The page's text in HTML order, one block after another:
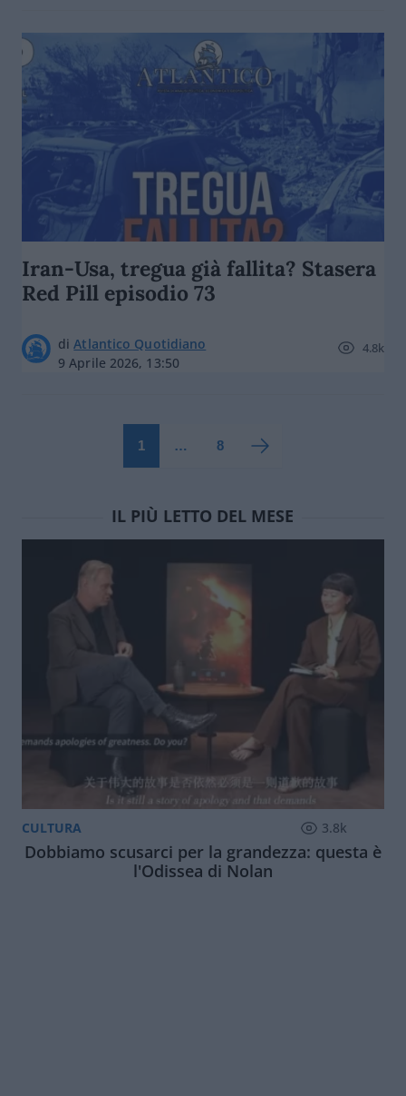
Iran-Usa, tregua già fallita? Stasera
Red Pill episodio 73
diAtlantico Quotidiano
9 Aprile 2026, 13:50
4.8k
1 … 8
IL PIÙ LETTO DEL MESE
CULTURA 3.8k
Dobbiamo scusarci per la grandezza: questa è
l'Odissea di Nolan